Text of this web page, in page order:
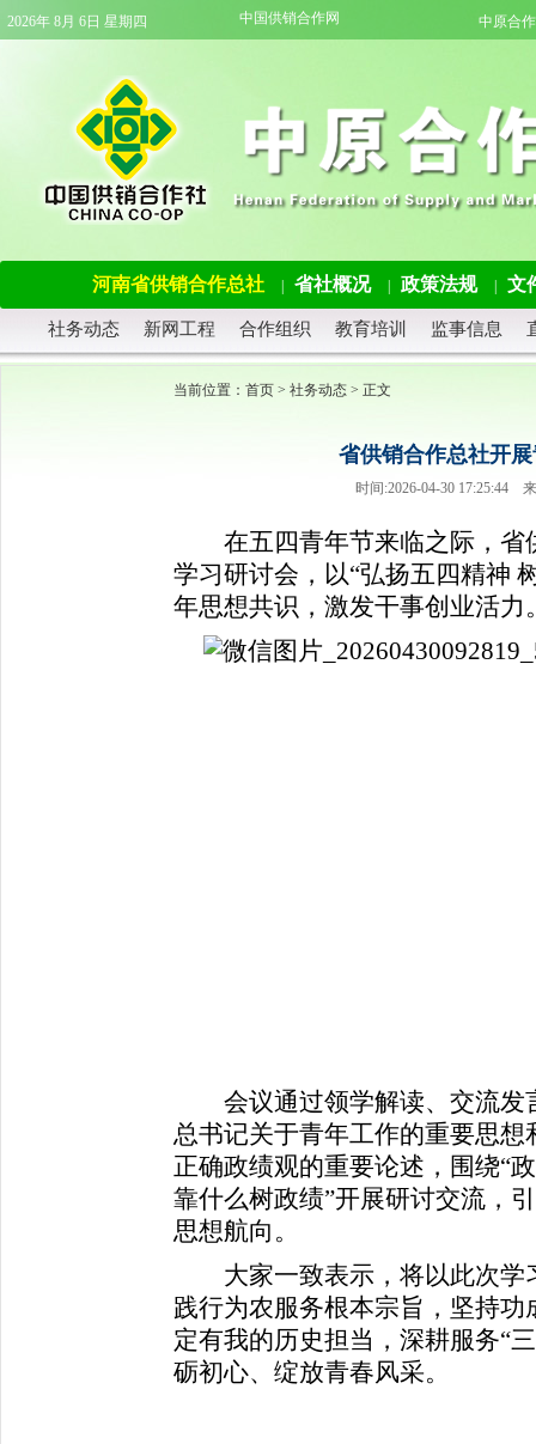
2026年 8月 6日 星期四 中国供销合作网 中原合
河南省供销合作总社 省社概况 政策法规 文
社务动态 新网工程 合作组织 教育培训 监事信息
当前位置： 首页 > 社务动态 > 正文
省供销合作总社开
时间:2026-04-30 17:25:44
在五四青年节来临之际，省
学习研讨会，以“弘扬五四精神
年思想共识，激发干事创业活力
会议通过领学解读、交流发
总书记关于青年工作的重要思
正确政绩观的重要论述，围绕“
靠什么树政绩”开展研讨交流，
思想航向。
大家一致表示，将以此次学
践行为农服务根本宗旨，坚持
定有我的历史担当，深耕服务“
砺初心、绽放青春风采。